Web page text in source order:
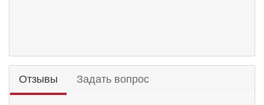
Отзывы Задать вопрос